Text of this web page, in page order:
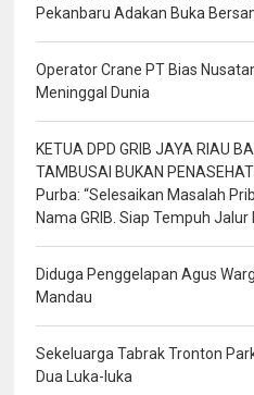
Pekanbaru Adakan Buka
Operator Crane PT Bias
Meninggal Dunia
KETUA DPD GRIB JAYA RIAU
TAMBUSAI BUKAN
Purba: “Selesaikan Masalah
Nama GRIB. Siap Tempuh Jalur
Diduga Penggelapan Agus
Mandau
Sekeluarga Tabrak Tronton
Dua Luka-luka